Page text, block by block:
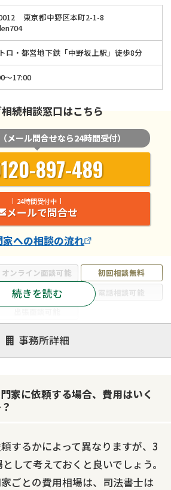
丁寧に相続手続きを行います。
オンライン面談可能
初回相談無料
19時以降電話可能
電話相談可能
相続放棄
相続登記
銀行手続き
家族信託
続きを読む
東京都中野区本町2-1-8
ロ・都営地下鉄「中野坂上駅」徒歩8分
〜17:00
続相談窓口はこちら
（メール問合せなら24時間受付）
897-489
24時間受付中
メールで問合せ
家への相談の流れ
事務所詳細
家に依頼する場合、費用はいく
するかによって異なりますが、3
して考えておくと良いでしょう。
ごとの費用相場は、司法書士は